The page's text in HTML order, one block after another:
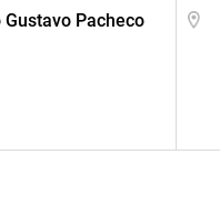
Pacheco